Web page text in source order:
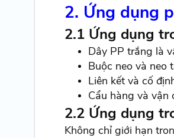
2. Ứng dụng
2.1 Ứng dụng
Dây PP trắng là
Buộc neo và neo
Liên kết và cố
Cẩu hàng và vận
2.2 Ứng dụng
Không chỉ giới hạn